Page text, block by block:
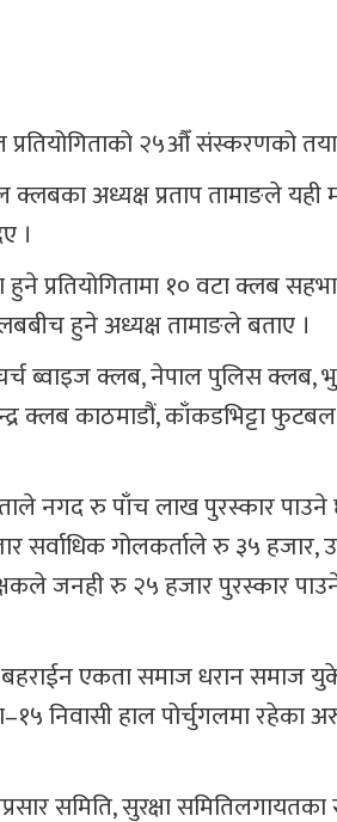
प्रतियोगिताको २५औँ संस्करणको
अध्यक्ष प्रताप तामाङले यही
।
प्रतियोगितामा १० वटा क्लब
हुने अध्यक्ष तामाङले बताए ।
चर्च ब्वाइज क्लब, नेपाल पुलिस
क्लब काठमाडौं, काँकडभिट्टा फुटबल
नगद रु पाँच लाख पुरस्कार
गोलकर्ताले रु ३५ हजार,
जनही रु २५ हजार पुरस्कार
बहराईन एकता समाज धरान समाज
निवासी हाल पोर्चुगलमा रहेका
समिति, सुरक्षा